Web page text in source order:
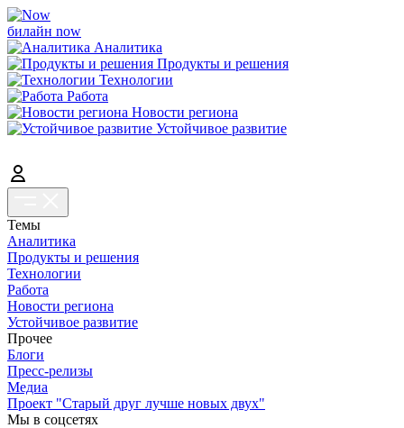
билайн now
Аналитика
Продукты и решения
Технологии
Работа
Новости региона
Устойчивое развитие
Темы
Аналитика
Продукты и решения
Технологии
Работа
Новости региона
Устойчивое развитие
Прочее
Блоги
Пресс-релизы
Медиа
Проект "Старый друг лучше новых двух"
Мы в соцсетях